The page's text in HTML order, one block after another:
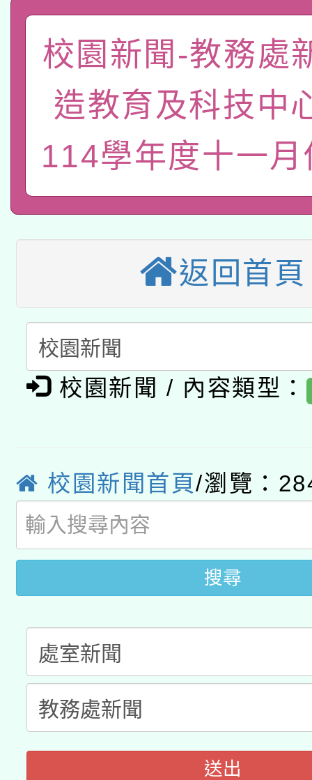
「數位內容與教學軟體
pilot」
有關大陸委員會函釋公
薪期間赴陸應申請許可
轉知經濟部水利署委託
業技術研究院辦理「
用水績優單位及節水達
動」
115年8月22日(星期六
桃園市孔廟祈福系列
開 智慧啟航」
2026年桃園地景藝術
適應運動共學行動站研
本館辦理115年度閱讀
科技賦能─人工智慧
礎課程
A3數位素養講師名單
「數位內容與教學軟體
pilot」
有關大陸委員會函釋公
業技術研究院辦理「
用水績優單位及節水達
動」
115年8月22日(星期六
桃園市孔廟祈福系列
開 智慧啟航」
2026年桃園地景藝術
「2026桃園藝術巡演
校園新聞-教務處
造教育及科技中
114學年度十一
返回首頁
校園新聞 / 內容類型：
校園新聞首頁/瀏覽：
搜尋
送出